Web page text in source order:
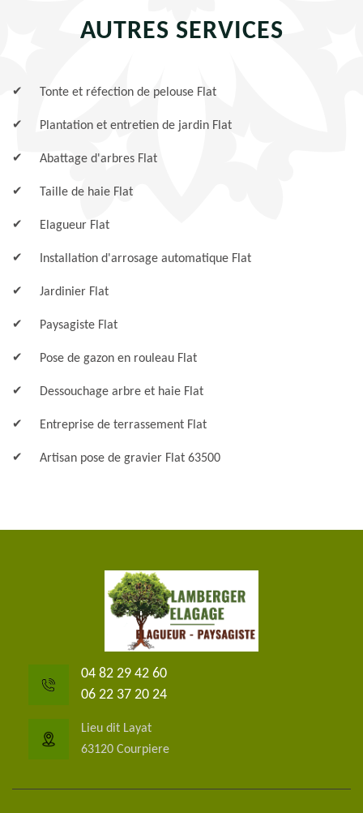
AUTRES SERVICES
Tonte et réfection de pelouse Flat
Plantation et entretien de jardin Flat
Abattage d'arbres Flat
Taille de haie Flat
Elagueur Flat
Installation d'arrosage automatique Flat
Jardinier Flat
Paysagiste Flat
Pose de gazon en rouleau Flat
Dessouchage arbre et haie Flat
Entreprise de terrassement Flat
Artisan pose de gravier Flat 63500
04 82 29 42 60
06 22 37 20 24
Lieu dit Layat
63120 Courpiere